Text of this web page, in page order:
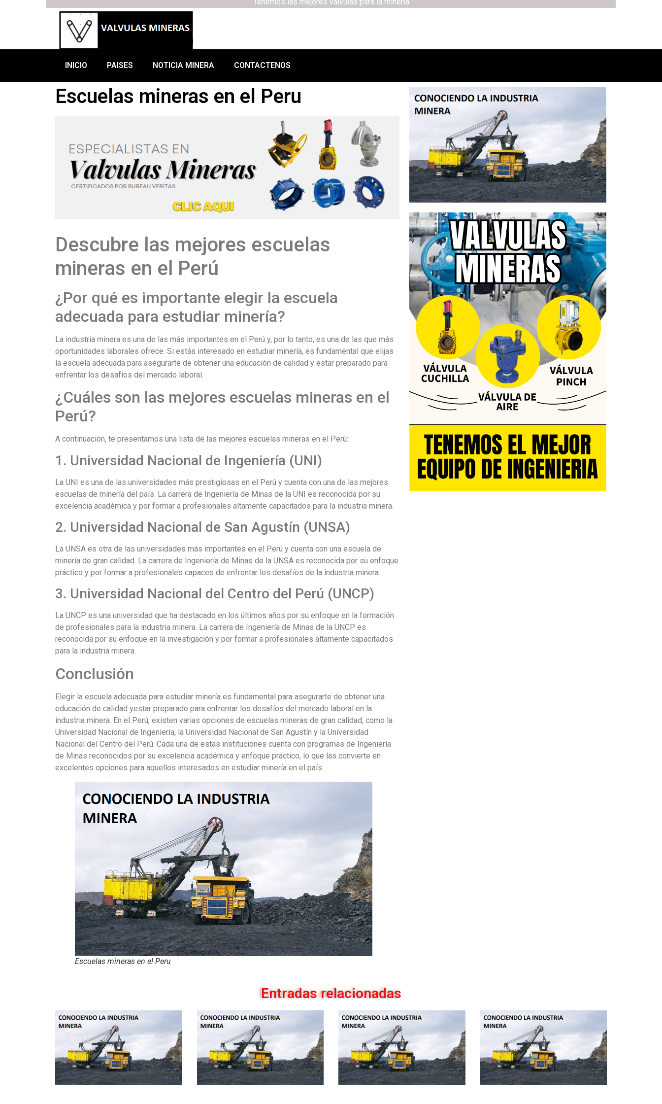
INICIO PAISES NOTICIA MINERA CONTACTENOS
Escuelas mineras en el Peru
Descubre las mejores escuelas
mineras en el Perú
¿Por qué es importante elegir la escuela
adecuada para estudiar minería?
La industria minera es una de las más importantes en el Perú y, por lo tanto, es una de las que más
oportunidades laborales ofrece. Si estás interesado en estudiar minería, es fundamental que elijas
la escuela adecuada para asegurarte de obtener una educación de calidad y estar preparado para
enfrentar los desafíos del mercado laboral.
¿Cuáles son las mejores escuelas mineras en el
Perú?
A continuación, te presentamos una lista de las mejores escuelas mineras en el Perú:
1. Universidad Nacional de Ingeniería (UNI)
La UNI es una de las universidades más prestigiosas en el Perú y cuenta con una de las mejores
escuelas de minería del país. La carrera de Ingeniería de Minas de la UNI es reconocida por su
excelencia académica y por formar a profesionales altamente capacitados para la industria minera.
2. Universidad Nacional de San Agustín (UNSA)
La UNSA es otra de las universidades más importantes en el Perú y cuenta con una escuela de
minería de gran calidad. La carrera de Ingeniería de Minas de la UNSA es reconocida por su enfoque
práctico y por formar a profesionales capaces de enfrentar los desafíos de la industria minera.
3. Universidad Nacional del Centro del Perú (UNCP)
La UNCP es una universidad que ha destacado en los últimos años por su enfoque en la formación
de profesionales para la industria minera. La carrera de Ingeniería de Minas de la UNCP es
reconocida por su enfoque en la investigación y por formar a profesionales altamente capacitados
para la industria minera.
Conclusión
Elegir la escuela adecuada para estudiar minería es fundamental para asegurarte de obtener una
educación de calidad yestar preparado para enfrentar los desafíos del mercado laboral en la
industria minera. En el Perú, existen varias opciones de escuelas mineras de gran calidad, como la
Universidad Nacional de Ingeniería, la Universidad Nacional de San Agustín y la Universidad
Nacional del Centro del Perú. Cada una de estas instituciones cuenta con programas de Ingeniería
de Minas reconocidos por su excelencia académica y enfoque práctico, lo que las convierte en
excelentes opciones para aquellos interesados en estudiar minería en el país.
Escuelas mineras en el Peru
Entradas relacionadas